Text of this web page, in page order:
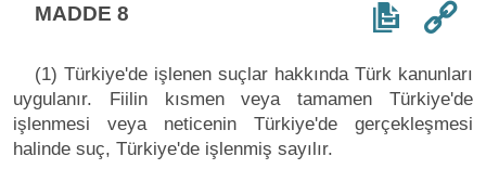
MADDE 8
(1) Türkiye'de işlenen suçlar hakkında Türk kanunları
uygulanır. Fiilin kısmen veya tamamen Türkiye'de
işlenmesi veya neticenin Türkiye'de gerçekleşmesi
halinde suç, Türkiye'de işlenmiş sayılır.